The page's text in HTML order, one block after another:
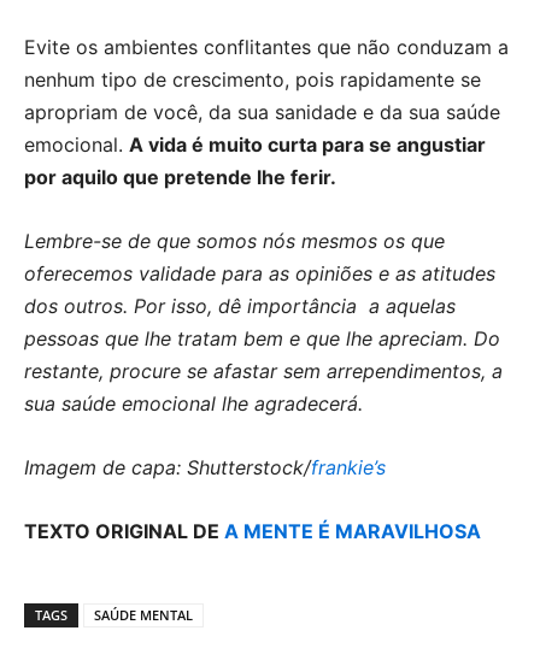
Evite os ambientes conflitantes que não conduzam a
nenhum tipo de crescimento, pois rapidamente se
apropriam de você, da sua sanidade e da sua saúde
emocional. A vida é muito curta para se angustiar
por aquilo que pretende lhe ferir.
Lembre-se de que somos nós mesmos os que
oferecemos validade para as opiniões e as atitudes
dos outros. Por isso, dê importância a aquelas
pessoas que lhe tratam bem e que lhe apreciam. Do
restante, procure se afastar sem arrependimentos, a
sua saúde emocional lhe agradecerá.
Imagem de capa: Shutterstock/frankie’s
TEXTO ORIGINAL DE A MENTE É MARAVILHOSA
TAGS SAÚDE MENTAL